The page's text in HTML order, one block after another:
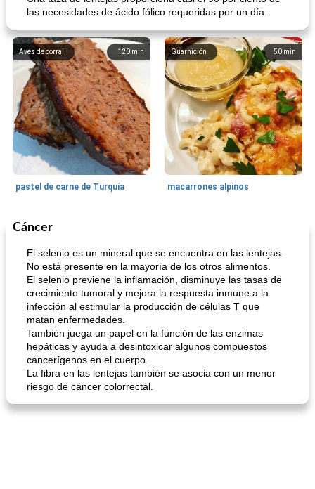
las necesidades de ácido fólico requeridas por un día.
120 min
Aves de corral
pastel de carne de Turquía
50 min
Guarnición
macarrones alpinos
Cocina del mundo
mochi fácil
Cáncer
El selenio es un mineral que se encuentra en las lentejas.
No está presente en la mayoría de los otros alimentos.
El selenio previene la inflamación, disminuye las tasas de
crecimiento tumoral y mejora la respuesta inmune a la
infección al estimular la producción de células T que
matan enfermedades.
También juega un papel en la función de las enzimas
hepáticas y ayuda a desintoxicar algunos compuestos
cancerígenos en el cuerpo.
La fibra en las lentejas también se asocia con un menor
riesgo de cáncer colorrectal.